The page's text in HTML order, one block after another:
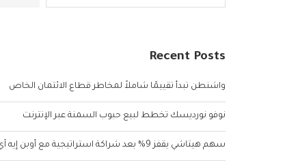
Recent Posts
واشنطن تبدأ تقييمًا شاملاً لمخاطر قطاع الائتمان الخاص
نوفو نورديسك تخطط لبيع حبوب السمنة عبر الإنترنت
سهم هيتاشي يقفز 9% بعد شراكة استراتيجية مع أوبن إيه آي